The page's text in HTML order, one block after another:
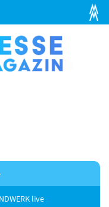
live